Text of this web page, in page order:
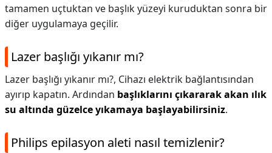
tamamen uçtuktan ve başlık yüzeyi kuruduktan sonra bir
diğer uygulamaya geçilir.
Lazer başlığı yıkanır mı?
Lazer başlığı yıkanır mı?, Cihazı elektrik bağlantısından
ayırıp kapatın. Ardından başlıklarını çıkararak akan ılık
su altında güzelce yıkamaya başlayabilirsiniz.
Philips epilasyon aleti nasıl temizlenir?